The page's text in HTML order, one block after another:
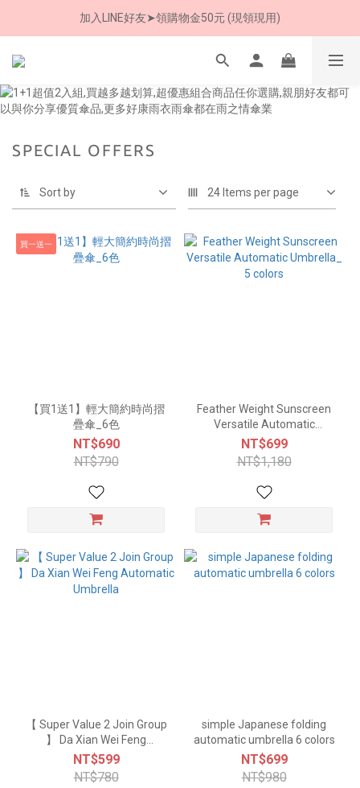
8/8 父親節限定 超商取貨免運費
加入LINE好友➤領購物金50元 (現領現用)
7/30-8/24 全館買就送 雨傘收納袋(乙個)
8/8 父親節限定 超商取貨免運費
SPECIAL OFFERS
Sort by 24 Items per page
買一送一
【買1送1】輕大簡約時尚摺
疊傘_6色
NT$690
NT$790
Feather Weight Sunscreen
Versatile Automatic
Umbrella_ 5 colors
NT$699
NT$1,180
【 Super Value 2 Join Group
】 Da Xian Wei Feng
Automatic Umbrella
NT$599
NT$780
simple Japanese folding
automatic umbrella 6 colors
NT$699
NT$980